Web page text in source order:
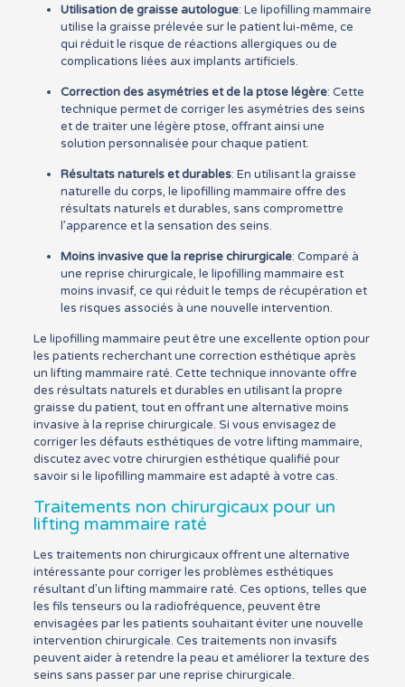
Utilisation de graisse autologue: Le lipofilling mammaire
utilise la graisse prélevée sur le patient lui-même, ce
qui réduit le risque de réactions allergiques ou de
complications liées aux implants artificiels.
Correction des asymétries et de la ptose légère: Cette
technique permet de corriger les asymétries des seins
et de traiter une légère ptose, offrant ainsi une
solution personnalisée pour chaque patient.
Résultats naturels et durables: En utilisant la graisse
naturelle du corps, le lipofilling mammaire offre des
résultats naturels et durables, sans compromettre
l’apparence et la sensation des seins.
Moins invasive que la reprise chirurgicale: Comparé à
une reprise chirurgicale, le lipofilling mammaire est
moins invasif, ce qui réduit le temps de récupération et
les risques associés à une nouvelle intervention.
Le lipofilling mammaire peut être une excellente option pour
les patients recherchant une correction esthétique après
un lifting mammaire raté. Cette technique innovante offre
des résultats naturels et durables en utilisant la propre
graisse du patient, tout en offrant une alternative moins
invasive à la reprise chirurgicale. Si vous envisagez de
corriger les défauts esthétiques de votre lifting mammaire,
discutez avec votre chirurgien esthétique qualifié pour
savoir si le lipofilling mammaire est adapté à votre cas.
Traitements non chirurgicaux pour un
lifting mammaire raté
Les traitements non chirurgicaux offrent une alternative
intéressante pour corriger les problèmes esthétiques
résultant d’un lifting mammaire raté. Ces options, telles que
les fils tenseurs ou la radiofréquence, peuvent être
envisagées par les patients souhaitant éviter une nouvelle
intervention chirurgicale. Ces traitements non invasifs
peuvent aider à retendre la peau et améliorer la texture des
seins sans passer par une reprise chirurgicale.